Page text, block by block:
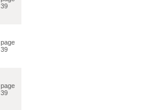
39
page
39
page
39